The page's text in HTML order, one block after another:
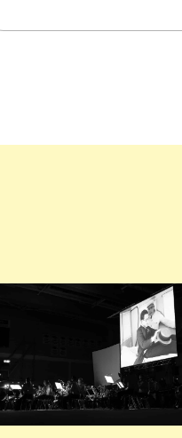
Riihimäen Keskuskirkossa
Lue lisää tapahtumasta